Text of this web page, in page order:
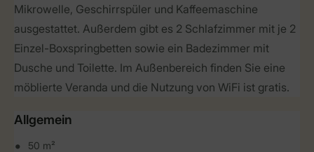
Mikrowelle, Geschirrspüler und Kaffeemaschine
ausgestattet. Außerdem gibt es 2 Schlafzimmer mit je 2
Einzel-Boxspringbetten sowie ein Badezimmer mit
Dusche und Toilette. Im Außenbereich finden Sie eine
möblierte Veranda und die Nutzung von WiFi ist gratis.
Allgemein
50 m²